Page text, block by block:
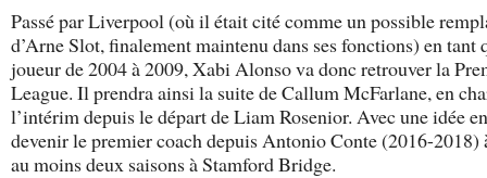
Passé par Liverpool (où il était cité comme un possible
d’Arne Slot, finalement maintenu dans ses fonctions) en tant
joueur de 2004 à 2009, Xabi Alonso va donc retrouver la
League. Il prendra ainsi la suite de Callum McFarlane, en
l’intérim depuis le départ de Liam Rosenior. Avec une idée
devenir le premier coach depuis Antonio Conte (2016-2018)
au moins deux saisons à Stamford Bridge.